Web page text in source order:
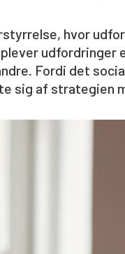
hvor
udfordringer
Fordi det
sig af strategien